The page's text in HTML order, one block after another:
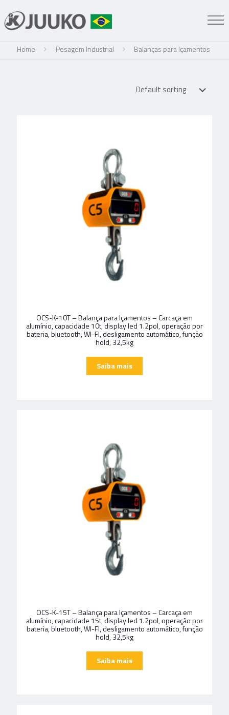
Home Pesagem Industrial Balanças para Içamentos
OCS-K-10T – Balança para Içamentos – Carcaça em
alumínio, capacidade 10t, display led 1.2pol, operação por
bateria, bluetooth, WI-FI, desligamento automático, função
hold, 32,5kg
OCS-K-15T – Balança para Içamentos – Carcaça em
alumínio, capacidade 15t, display led 1.2pol, operação por
bateria, bluetooth, WI-FI, desligamento automático, função
hold, 32,5kg